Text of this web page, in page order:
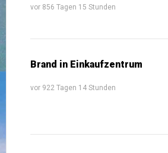
vor 856 Tagen 15 Stunden
Brand in Einkaufzentrum
vor 922 Tagen 14 Stunden